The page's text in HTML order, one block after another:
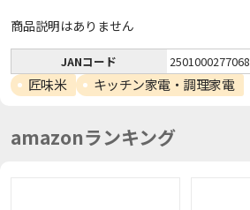
商品説明はありません
JANコード 2501000277068
匠味米 キッチン家電・調理家電
amazonランキング